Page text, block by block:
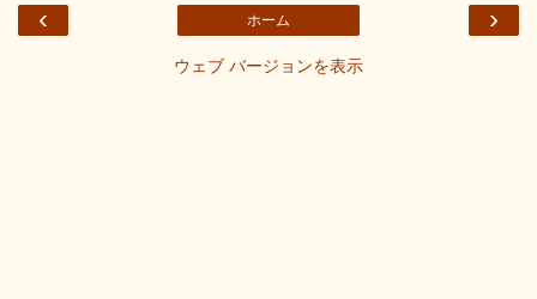
‹ ›
ホーム
ウェブ バージョンを表示